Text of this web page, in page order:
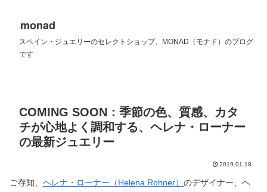
monad
スペイン・ジュエリーのセレクトショップ、MONAD（モナド）のブログ
です
COMING SOON：季節の色、質感、カタ
チが心地よく調和する、ヘレナ・ローナー
の最新ジュエリー
2019.01.18
ご存知、 ヘレナ・ローナー（Helena Rohner） のデザイナー、ヘ